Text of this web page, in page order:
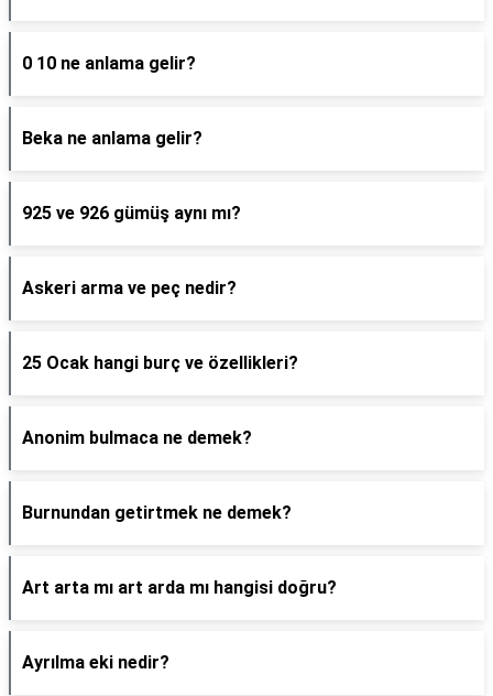
0 10 ne anlama gelir?
Beka ne anlama gelir?
925 ve 926 gümüş aynı mı?
Askeri arma ve peç nedir?
25 Ocak hangi burç ve özellikleri?
Anonim bulmaca ne demek?
Burnundan getirtmek ne demek?
Art arta mı art arda mı hangisi doğru?
Ayrılma eki nedir?